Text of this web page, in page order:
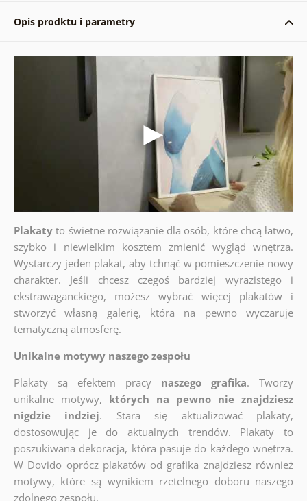
Opis prodktu i parametry
Plakaty to świetne rozwiązanie dla osób, które chcą łatwo,
szybko i niewielkim kosztem zmienić wygląd wnętrza.
Wystarczy jeden plakat, aby tchnąć w pomieszczenie nowy
charakter. Jeśli chcesz czegoś bardziej wyrazistego i
ekstrawaganckiego, możesz wybrać więcej plakatów i
stworzyć własną galerię, która na pewno wyczaruje
tematyczną atmosferę.
Unikalne motywy naszego zespołu
Plakaty są efektem pracy
naszego grafika. Tworzy
unikalne motywy, których na pewno nie znajdziesz
nigdzie indziej. Stara się aktualizować plakaty,
dostosowując je do aktualnych trendów. Plakaty to
poszukiwana dekoracja, która pasuje do każdego wnętrza.
W Dovido oprócz plakatów od grafika znajdziesz również
motywy, które są wynikiem rzetelnego doboru naszego
zdolnego zespołu.